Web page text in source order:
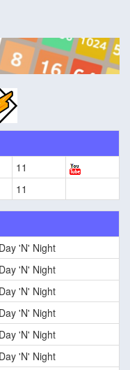
11
11
Day 'N' Night
Day 'N' Night
Day 'N' Night
Day 'N' Night
Day 'N' Night
Day 'N' Night